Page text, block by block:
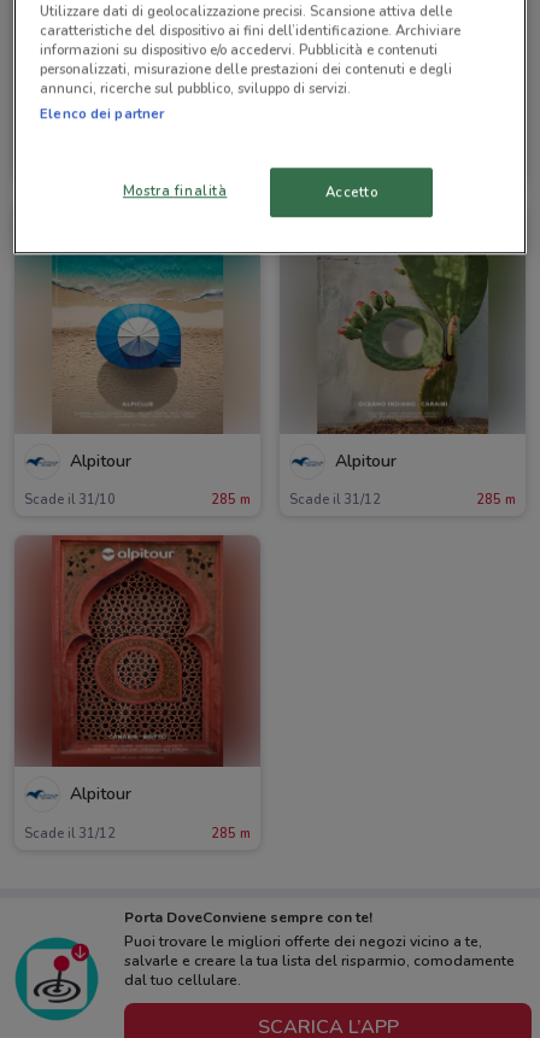
Alpitour
Scade il 31/10
Alpitour
Scade il 31/10 285 m
Alpitour
Scade il 31/12 285 m
Alpitour
Scade il 31/12 285 m
Porta DoveConviene sempre con te!
Puoi trovare le migliori offerte dei negozi vicino a te,
salvarle e creare la tua lista del risparmio, comodamente
dal tuo cellulare.
SCARICA L’APP
Utilizzare dati di geolocalizzazione precisi. Scansione attiva delle
caratteristiche del dispositivo ai fini dell’identificazione. Archiviare
informazioni su dispositivo e/o accedervi. Pubblicità e contenuti
personalizzati, misurazione delle prestazioni dei contenuti e degli
annunci, ricerche sul pubblico, sviluppo di servizi.
Elenco dei partner
Mostra finalità Accetto